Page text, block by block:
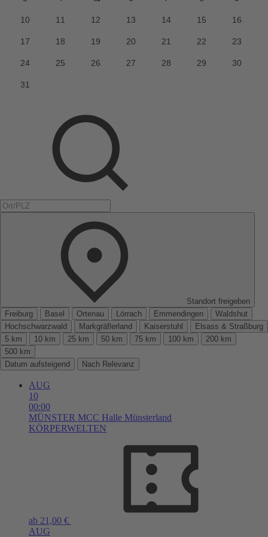
Standort freigeben
Freiburg
Basel Ortenau Lörrach Emmendingen
Waldshut
Hochschwarzwald
Markgräflerland Kaiserstuhl
Elsass & Straßburg
5 km
10 km 25 km 50 km 75 km 100 km
200 km
500 km
Datum aufsteigend
Nach Relevanz
AUG
10
00:00
MÜNSTER MCC Halle Münsterland
KÖRPERWELTEN
ab 21,00 €
AUG